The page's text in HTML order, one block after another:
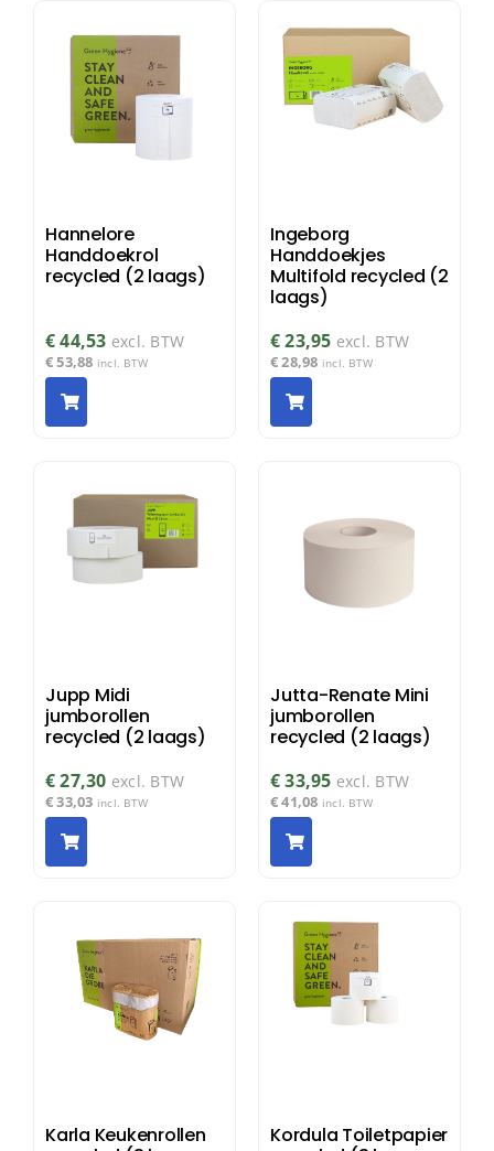
Hannelore
Handdoekrol
recycled (2 laags)
€44,53 excl. BTW
€53,88 incl. BTW
Ingeborg
Handdoekjes
Multifold recycled (2
laags)
€23,95 excl. BTW
€28,98 incl. BTW
Jupp Midi
jumborollen
recycled (2 laags)
€27,30 excl. BTW
€33,03 incl. BTW
Jutta-Renate Mini
jumborollen
recycled (2 laags)
€33,95 excl. BTW
€41,08 incl. BTW
Karla Keukenrollen
Kordula Toiletpapier